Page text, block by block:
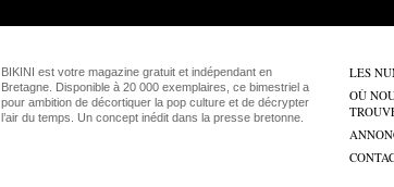
BIKINI est votre magazine gratuit et indépendant en
Bretagne. Disponible à 20 000 exemplaires, ce bimestriel a
pour ambition de décortiquer la pop culture et de décrypter
l’air du temps. Un concept inédit dans la presse bretonne.
LES
OÙ